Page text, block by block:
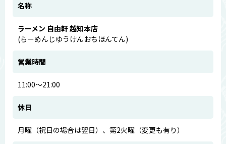
名称
ラーメン 自由軒 越知本店
(らーめんじゆうけんおちほんてん)
営業時間
11:00～21:00
休日
月曜（祝日の場合は翌日）、第2火曜（変更も有り）